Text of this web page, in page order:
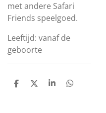
met andere Safari
Friends speelgoed.
Leeftijd: vanaf de
geboorte
D
D
S
D